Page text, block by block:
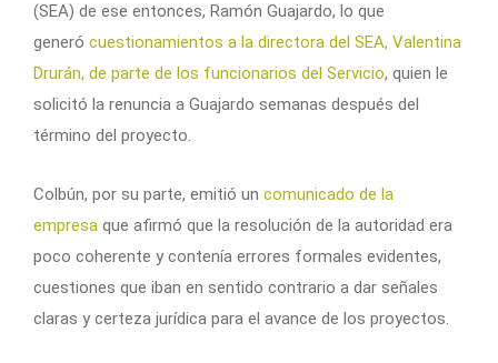
(SEA) de ese entonces, Ramón Guajardo, lo que
generó cuestionamientos a la directora del SEA, Valentina
Drurán, de parte de los funcionarios del Servicio, quien le
solicitó la renuncia a Guajardo semanas después del
término del proyecto.
Colbún, por su parte, emitió un comunicado de la
empresa que afirmó que la resolución de la autoridad era
poco coherente y contenía errores formales evidentes,
cuestiones que iban en sentido contrario a dar señales
claras y certeza jurídica para el avance de los proyectos.